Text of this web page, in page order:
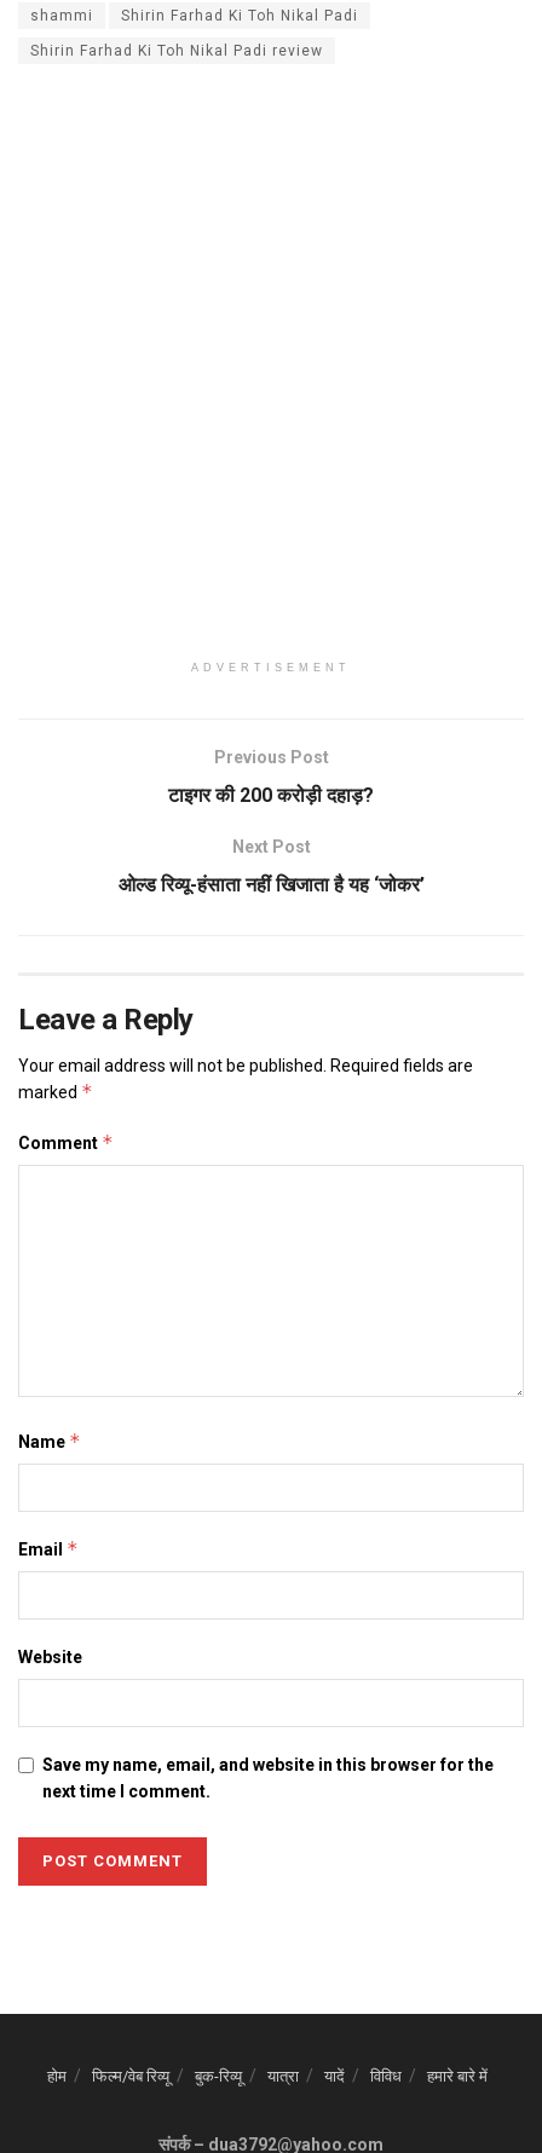
shammi Shirin Farhad Ki Toh Nikal Padi
Shirin Farhad Ki Toh Nikal Padi review
ADVERTISEMENT
Previous Post
टाइगर की 200 करोड़ी दहाड़?
Next Post
ओल्ड रिव्यू-हंसाता नहीं खिजाता है यह ‘जोकर’
Leave a Reply
Your email address will not be published. Required fields are
marked *
Comment *
Name *
Email *
Website
Save my name, email, and website in this browser for the
next time I comment.
होम फिल्म/वेब रिव्यू बुक-रिव्यू यात्रा यादें विविध हमारे बारे में
संपर्क – dua3792@yahoo.com